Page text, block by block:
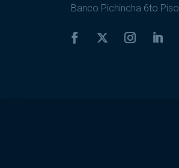
Banco Pichincha 6to Piso